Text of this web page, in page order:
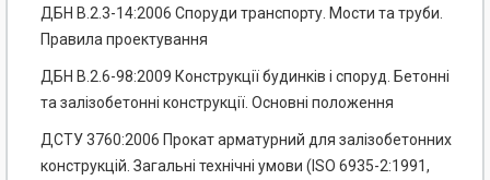
ДБН В.2.3-14:2006 Споруди транспорту. Мости та труби.
Правила проектування
ДБН В.2.6-98:2009 Конструкції будинків і споруд. Бетонні
та залізобетонні конструкції. Основні положення
ДСТУ 3760:2006 Прокат арматурний для залізобетонних
конструкцій. Загальні технічні умови (ISO 6935-2:1991,